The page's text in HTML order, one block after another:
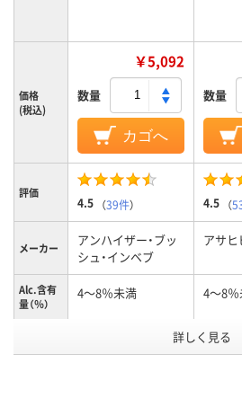
価格
(税込)
￥5,092
数量
カゴへ
数量
評価
4.5 （39件） 4.5 （
メーカー
アンハイザー・ブッ
シュ・インベブ
アサ
Alc.含有
量（％）
4～8％未満 4～8
50
詳しく見る